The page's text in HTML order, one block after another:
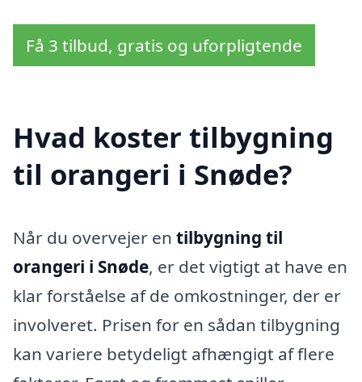
Få 3 tilbud, gratis og uforpligtende
Hvad koster tilbygning
til orangeri i Snøde?
Når du overvejer en tilbygning til
orangeri i Snøde, er det vigtigt at have en
klar forståelse af de omkostninger, der er
involveret. Prisen for en sådan tilbygning
kan variere betydeligt afhængigt af flere